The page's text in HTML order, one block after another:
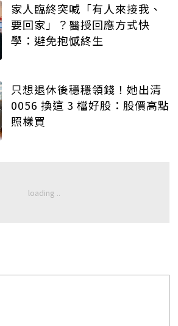
家人臨終突喊「有人來接我、
要回家」？醫授回應方式快
學：避免抱憾終生
只想退休後穩穩領錢！她出清
0056 換這 3 檔好股：股價高點
照樣買